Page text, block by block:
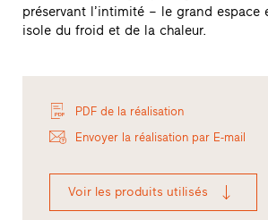
préservant l’intimité – le grand espace
isole du froid et de la chaleur.
PDF de la réalisation
Envoyer la réalisation par E-mail
Voir les produits utilisés